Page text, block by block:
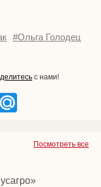
#Ольга Голодец
с нами!
Посмотреть все